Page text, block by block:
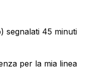
segnalati 45 minuti
per la mia linea